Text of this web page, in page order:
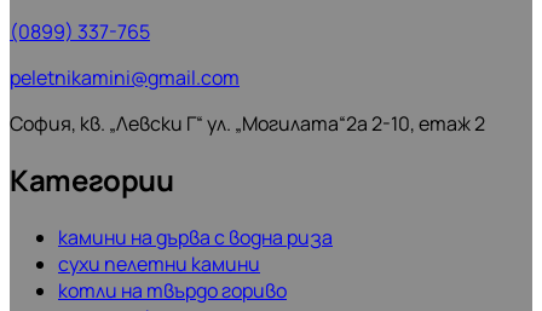
(0899) 337-765
peletnikamini@gmail.com
София, кв. „Левски Г“ ул. „Могилата“2а 2-10, етаж 2
Категории
камини на дърва с водна риза
сухи пелетни камини
котли на твърдо гориво